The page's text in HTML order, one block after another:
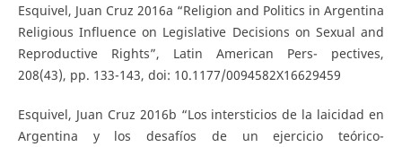
Esquivel, Juan Cruz 2016a “Religion and Politics in Argentina
Religious Influence on Legislative Decisions on Sexual and
Reproductive Rights”, Latin American Pers- pectives,
208(43), pp. 133-143, doi: 10.1177/0094582X16629459
Esquivel, Juan Cruz 2016b “Los intersticios de la laicidad en
Argentina y los desafíos de un ejercicio teórico-